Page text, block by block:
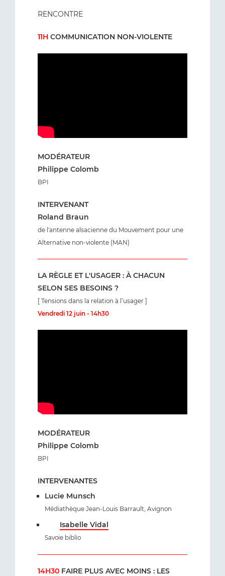
RENCONTRE
11H COMMUNICATION NON-VIOLENTE
MODÉRATEUR
Philippe Colomb
BPI
INTERVENANT
Roland Braun
de l'antenne alsacienne du Mouvement pour une
Alternative non-violente (MAN)
LA RÈGLE ET L'USAGER : À CHACUN
SELON SES BESOINS ?
[ Tensions dans la relation à l’usager ]
Vendredi 12 juin - 14h30
MODÉRATEUR
Philippe Colomb
BPI
INTERVENANTES
Lucie Munsch
Médiathèque Jean-Louis Barrault, Avignon
Isabelle Vidal
Savoie biblio
14H30 FAIRE PLUS AVEC MOINS : LES